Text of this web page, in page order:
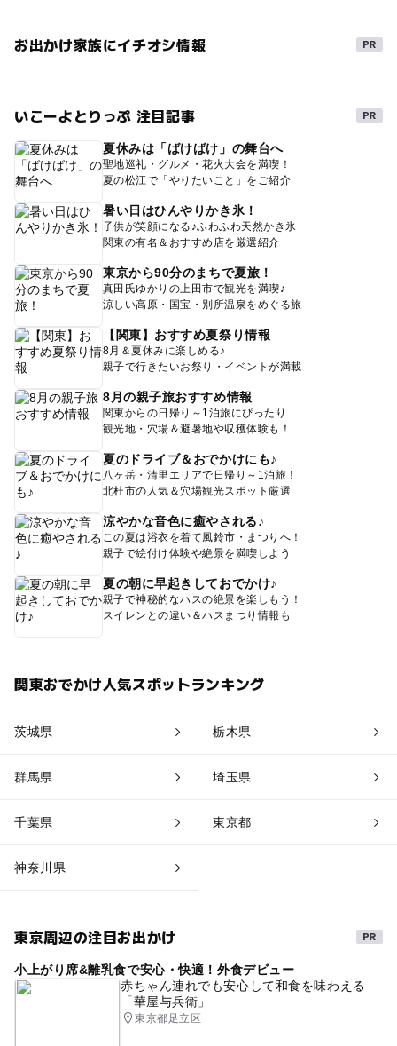
お出かけ家族にイチオシ情報
いこーよとりっぷ 注目記事
夏休みは「ばけばけ」の舞台へ
聖地巡礼・グルメ・花火大会を満喫！
夏の松江で「やりたいこと」をご紹介
暑い日はひんやりかき氷！
子供が笑顔になる♪ふわふわ天然かき氷
関東の有名＆おすすめ店を厳選紹介
東京から90分のまちで夏旅！
真田氏ゆかりの上田市で観光を満喫♪
涼しい高原・国宝・別所温泉をめぐる旅
【関東】おすすめ夏祭り情報
8月＆夏休みに楽しめる♪
親子で行きたいお祭り・イベントが満載
8月の親子旅おすすめ情報
関東からの日帰り～1泊旅にぴったり
観光地・穴場＆避暑地や収穫体験も！
夏のドライブ＆おでかけにも♪
八ヶ岳・清里エリアで日帰り～1泊旅！
北杜市の人気＆穴場観光スポット厳選
涼やかな音色に癒やされる♪
この夏は浴衣を着て風鈴市・まつりへ！
親子で絵付け体験や絶景を満喫しよう
夏の朝に早起きしておでかけ♪
親子で神秘的なハスの絶景を楽しもう！
スイレンとの違い＆ハスまつり情報も
関東おでかけ人気スポットランキング
茨城県 栃木県
群馬県 埼玉県
千葉県 東京都
神奈川県
東京周辺の注目お出かけ
小上がり席&離乳食で安心・快適！外食デビュー
赤ちゃん連れでも安心して和食を味わえる
「華屋与兵衛」
東京都足立区